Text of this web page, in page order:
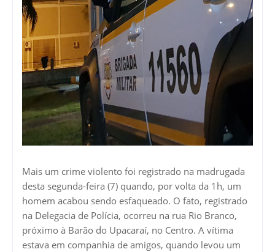
Mais um crime violento foi registrado na madrugada
desta segunda-feira (7) quando, por volta da 1h, um
homem acabou sendo esfaqueado. O fato, registrado
na Delegacia de Polícia, ocorreu na rua Rio Branco,
próximo à Barão do Upacaraí, no Centro. A vítima
estava em companhia de amigos, quando levou um